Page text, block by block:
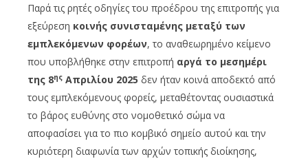
Παρά τις ρητές οδηγίες του προέδρου της επιτροπής για
εξεύρεση κοινής συνισταμένης μεταξύ των
εμπλεκόμενων φορέων, το αναθεωρημένο κείμενο
που υποβλήθηκε στην επιτροπή αργά το μεσημέρι
της 8ης Απριλίου 2025 δεν ήταν κοινά αποδεκτό από
τους εμπλεκόμενους φορείς, μεταθέτοντας ουσιαστικά
το βάρος ευθύνης στο νομοθετικό σώμα να
αποφασίσει για το πιο κομβικό σημείο αυτού και την
κυριότερη διαφωνία των αρχών τοπικής διοίκησης,